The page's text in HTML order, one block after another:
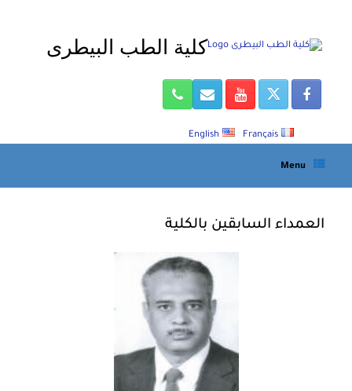
كلية الطب البيطرى
English Français
Menu
العمداء السابقين بالكلية